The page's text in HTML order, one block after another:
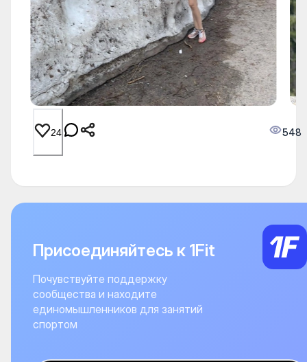
24 548
Присоединяйтесь к 1Fit
Почувствуйте поддержку
сообщества и находите
единомышленников для занятий
спортом